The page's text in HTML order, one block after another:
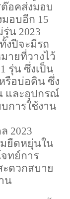
ต๊อคส่งมอบ
อบอีก 15
น 2023
งปีจะมีรถ
ายที่วางไว้
รุ่น ซึ่งเป็น
รือบ่อดิน ซึ่ง
และอุปกรณ์
การใช้งาน
2023
มยืดหยุ่นใน
ทย์การ
ดวกสบาย
น